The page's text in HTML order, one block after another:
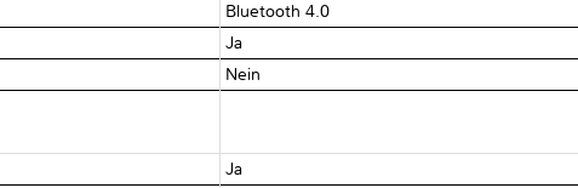
Bluetooth 4.0
Ja
Nein
Ja